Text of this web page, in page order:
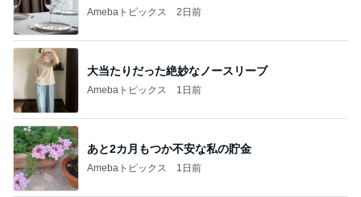
Amebaトピックス 2日前
大当たりだった絶妙なノースリーブ
Amebaトピックス 1日前
あと2カ月もつか不安な私の貯金
Amebaトピックス 1日前